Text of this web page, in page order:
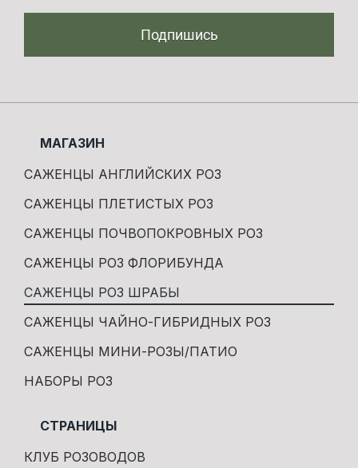
Подпишись
МАГАЗИН
САЖЕНЦЫ АНГЛИЙСКИХ РОЗ
САЖЕНЦЫ ПЛЕТИСТЫХ РОЗ
САЖЕНЦЫ ПОЧВОПОКРОВНЫХ РОЗ
САЖЕНЦЫ РОЗ ФЛОРИБУНДА
САЖЕНЦЫ РОЗ ШРАБЫ
САЖЕНЦЫ ЧАЙНО-ГИБРИДНЫХ РОЗ
САЖЕНЦЫ МИНИ-РОЗЫ/ПАТИО
НАБОРЫ РОЗ
СТРАНИЦЫ
КЛУБ РОЗОВОДОВ